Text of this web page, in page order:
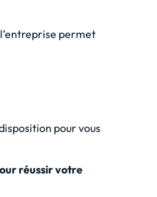
permet
pour vous
réussir votre